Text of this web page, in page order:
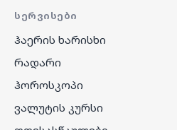
ᲡᲔᲠᲕᲘᲡᲔᲑᲘ
ჰაერის ხარისხი
რადარი
ჰოროსკოპი
ვალუტის კურსი